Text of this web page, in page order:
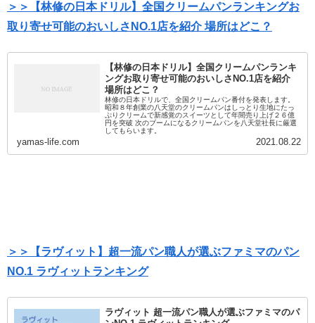
＞＞【林修の日本ドリル】全国クリームパンランキングお
取り寄せ可能のおいしさNO.1店を紹介 場所はどこ？
【林修の日本ドリル】全国クリームパンランキ
ングお取り寄せ可能のおいしさNO.1店を紹介
場所はどこ？
林修の日本ドリルで、全国クリームパン番付を発表します。
昭和８年創業の八天堂のクリームパンはしっとり生地にたっ
ぷりクリームで新感覚のスイーツとして年間売り上げ２６億
円を突破 次のブームになるクリームパンを八天堂社長に厳選
してもらいます。
yamas-life.com 2021.08.22
＞＞【ラヴィット】超一流パン職人が選ぶファミマのパン
NO.1 ラヴィットランキング
ラヴィット 超一流パン職人が選ぶファミマのパ